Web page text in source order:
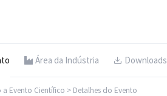
Área da Indústria Downloads
Evento Científico > Detalhes do Evento